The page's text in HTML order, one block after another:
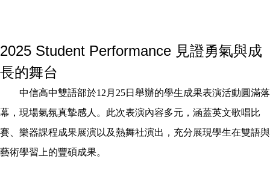
2025 Student Performance 見證勇氣與成
長的舞台
中信高中雙語部於12 月 25日舉辦的學生成果表演活動圓滿落
幕，現場氣氛真摯感人。此次表演內容多元，涵蓋英文歌唱比
賽、樂器課程成果展演以及熱舞社演出，充分展現學生在雙語與
藝術學習上的豐碩成果。